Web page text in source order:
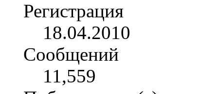
Регистрация
18.04.2010
Сообщений
11,559